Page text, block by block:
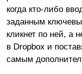
когда кто-либо
заданным
кликнет по ней, а
в Dropbox и
самым